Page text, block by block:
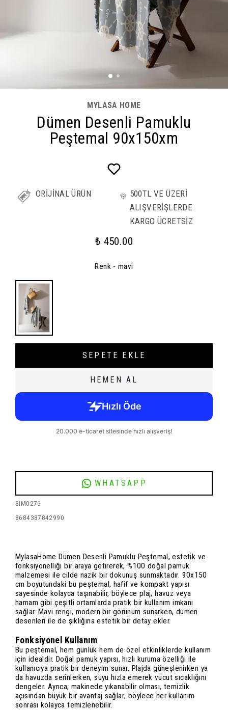
MYLASA HOME
Dümen Desenli Pamuklu
Peştemal 90x150xm
ORİJİNAL ÜRÜN
500TL VE ÜZERİ
ALIŞVERİŞLERDE
KARGO ÜCRETSİZ
₺ 450.00
Renk- mavi
SEPETE EKLE
HEMEN AL
WHATSAPP
SIM0276
8684387842990
MylasaHome Dümen Desenli Pamuklu Peştemal, estetik ve
fonksiyonelliği bir araya getirerek, %100 doğal pamuk
malzemesi ile cilde nazik bir dokunuş sunmaktadır. 90x150
cm boyutundaki bu peştemal, hafif ve kompakt yapısı
sayesinde kolayca taşınabilir, böylece plaj, havuz veya
hamam gibi çeşitli ortamlarda pratik bir kullanım imkanı
sağlar. Mavi rengi, modern bir görünüm sunarken, dümen
desenleri ile de şıklığına estetik bir detay ekler.
Fonksiyonel Kullanım
Bu peştemal, hem günlük hem de özel etkinliklerde kullanım
için idealdir. Doğal pamuk yapısı, hızlı kuruma özelliği ile
kullanıcıya pratik bir deneyim sunar. Plajda güneşlenirken ya
da havuzda serinlerken, suyu hızla emerek vücut sıcaklığını
dengeler. Ayrıca, makinede yıkanabilir olması, temizlik
açısından büyük bir avantaj sağlar; böylece her kullanım
sonrası kolayca temizlenebilir.